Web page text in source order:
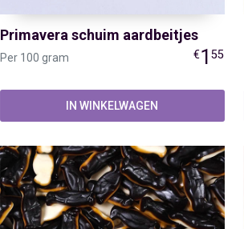
Primavera schuim aardbeitjes
Per 100 gram €155
IN WINKELWAGEN